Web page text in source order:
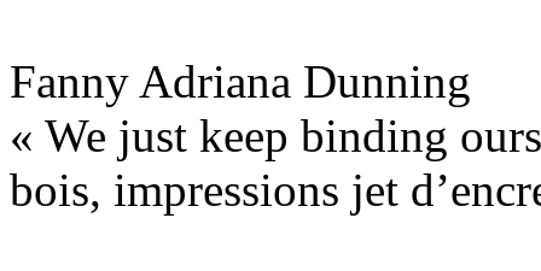
Fanny Adriana Dunning
« We just keep binding
bois, impressions jet